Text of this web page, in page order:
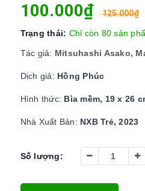
100.000₫ 125.000₫
Trạng thái: Chỉ còn 80 sản
Tác giả: Mitsuhashi Asako,
Dịch giả: Hồng Phúc
Hình thức: Bìa mềm, 19 x 26
Nhà Xuất Bản: NXB Trẻ, 2023
Số lượng: